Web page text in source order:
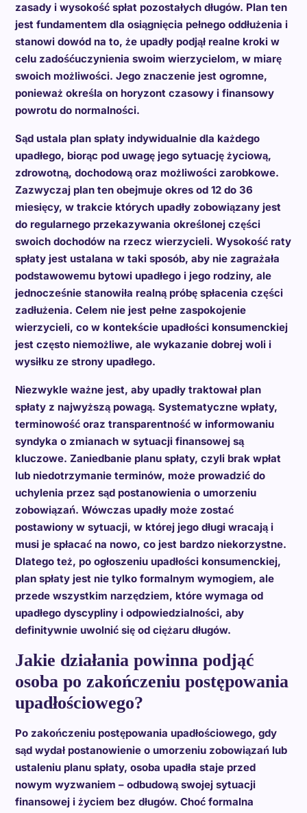
zasady i wysokość spłat pozostałych długów. Plan ten
jest fundamentem dla osiągnięcia pełnego oddłużenia i
stanowi dowód na to, że upadły podjął realne kroki w
celu zadośćuczynienia swoim wierzycielom, w miarę
swoich możliwości. Jego znaczenie jest ogromne,
ponieważ określa on horyzont czasowy i finansowy
powrotu do normalności.
Sąd ustala plan spłaty indywidualnie dla każdego
upadłego, biorąc pod uwagę jego sytuację życiową,
zdrowotną, dochodową oraz możliwości zarobkowe.
Zazwyczaj plan ten obejmuje okres od 12 do 36
miesięcy, w trakcie których upadły zobowiązany jest
do regularnego przekazywania określonej części
swoich dochodów na rzecz wierzycieli. Wysokość raty
spłaty jest ustalana w taki sposób, aby nie zagrażała
podstawowemu bytowi upadłego i jego rodziny, ale
jednocześnie stanowiła realną próbę spłacenia części
zadłużenia. Celem nie jest pełne zaspokojenie
wierzycieli, co w kontekście upadłości konsumenckiej
jest często niemożliwe, ale wykazanie dobrej woli i
wysiłku ze strony upadłego.
Niezwykle ważne jest, aby upadły traktował plan
spłaty z najwyższą powagą. Systematyczne wpłaty,
terminowość oraz transparentność w informowaniu
syndyka o zmianach w sytuacji finansowej są
kluczowe. Zaniedbanie planu spłaty, czyli brak wpłat
lub niedotrzymanie terminów, może prowadzić do
uchylenia przez sąd postanowienia o umorzeniu
zobowiązań. Wówczas upadły może zostać
postawiony w sytuacji, w której jego długi wracają i
musi je spłacać na nowo, co jest bardzo niekorzystne.
Dlatego też, po ogłoszeniu upadłości konsumenckiej,
plan spłaty jest nie tylko formalnym wymogiem, ale
przede wszystkim narzędziem, które wymaga od
upadłego dyscypliny i odpowiedzialności, aby
definitywnie uwolnić się od ciężaru długów.
Jakie działania powinna podjąć
osoba po zakończeniu postępowania
upadłościowego?
Po zakończeniu postępowania upadłościowego, gdy
sąd wydał postanowienie o umorzeniu zobowiązań lub
ustaleniu planu spłaty, osoba upadła staje przed
nowym wyzwaniem – odbudową swojej sytuacji
finansowej i życiem bez długów. Choć formalna